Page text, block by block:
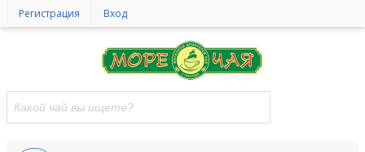
Регистрация Вход